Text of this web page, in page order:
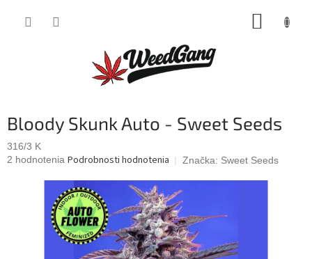
Bloody Skunk Auto - Sweet Seeds
316/3 K
Priemerné
2 hodnotenia Podrobnosti hodnotenia Značka: Sweet Seeds